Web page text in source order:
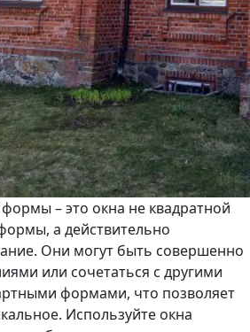
– это окна не квадратной
а действительно
Они могут быть совершенно
или сочетаться с другими
формами, что позволяет
Используйте окна